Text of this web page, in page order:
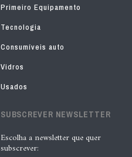
Primeiro Equipamento
Tecnologia
Consumíveis auto
Vidros
Usados
SUBSCREVER NEWSLETTER
Escolha a newsletter que quer
subscrever: